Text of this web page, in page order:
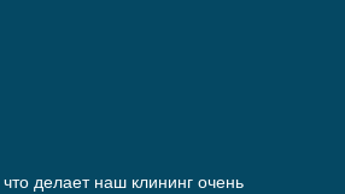
делает наш клининг очень